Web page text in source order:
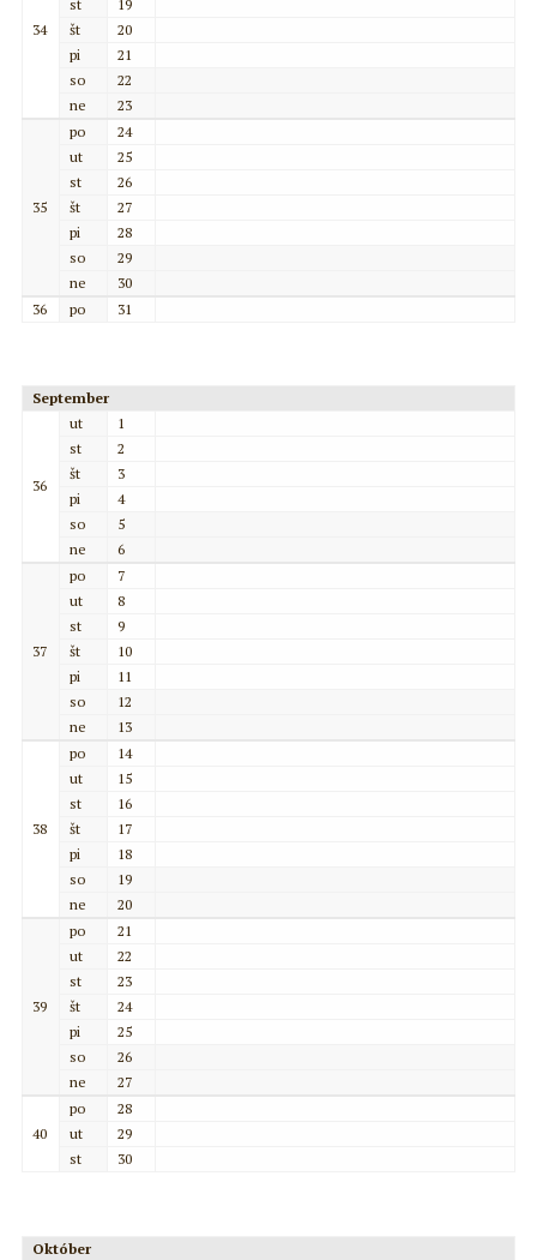
34
st
19
št
20
pi
21
so
22
ne
23
35
po
24
ut
25
st
26
št
27
pi
28
so
29
ne
30
36
po 31
September
36
ut
1
st
2
št
3
pi
4
so
5
ne
6
37
po
7
ut
8
st
9
št
10
pi
11
so
12
ne
13
38
po
14
ut
15
st
16
št
17
pi
18
so
19
ne
20
39
po
21
ut
22
st
23
št
24
pi
25
so
26
ne
27
40
po
28
ut
29
st
30
Október